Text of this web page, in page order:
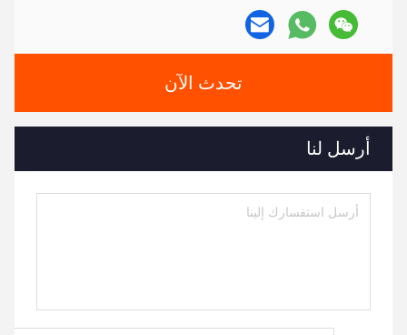
تحدث الآن
أرسل لنا